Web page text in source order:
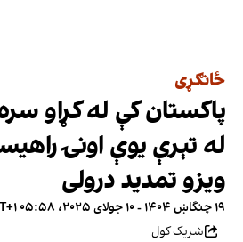
ځانګړی
پاکستان کې له کړاو
له تېرې یوې اونۍ
ویزو تمدید درولی
۱۹ چنگاښ ۱۴۰۴ - ۱۰ جولای ۲۰۲۵، ۰۵:۵۸ GMT+۱
شریک کول